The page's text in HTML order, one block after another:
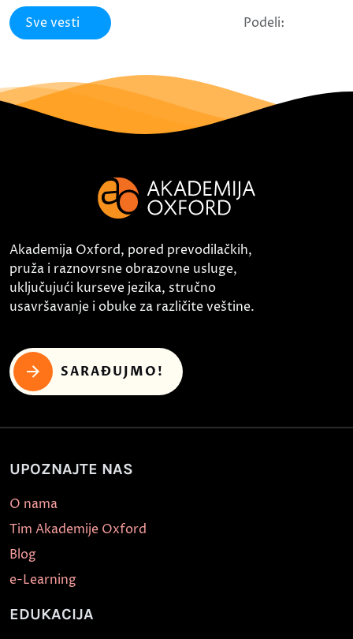
Sve vesti Podeli:
Akademija Oxford, pored prevodilačkih,
pruža i raznovrsne obrazovne usluge,
uključujući kurseve jezika, stručno
usavršavanje i obuke za različite veštine.
SARAĐUJMO!
UPOZNAJTE NAS
O nama
Tim Akademije Oxford
Blog
e-Learning
EDUKACIJA